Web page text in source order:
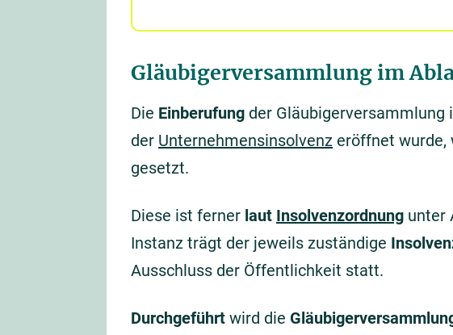
Gläubigerversammlung im
Die Einberufung der Gläubigerversammlung
der Unternehmensinsolvenz eröffnet wurde,
gesetzt.
Diese ist ferner laut Insolvenzordnung unter
Instanz trägt der jeweils zuständige
Ausschluss der Öffentlichkeit statt.
Durchgeführt wird die